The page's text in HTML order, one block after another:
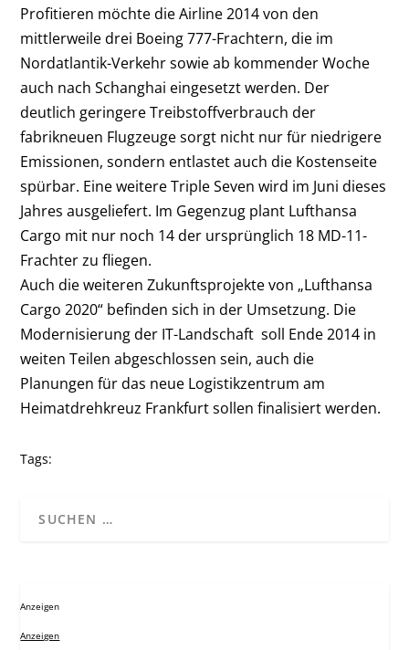
Profitieren möchte die Airline 2014 von den
mittlerweile drei Boeing 777-Frachtern, die im
Nordatlantik-Verkehr sowie ab kommender Woche
auch nach Schanghai eingesetzt werden. Der
deutlich geringere Treibstoffverbrauch der
fabrikneuen Flugzeuge sorgt nicht nur für niedrigere
Emissionen, sondern entlastet auch die Kostenseite
spürbar. Eine weitere Triple Seven wird im Juni dieses
Jahres ausgeliefert. Im Gegenzug plant Lufthansa
Cargo mit nur noch 14 der ursprünglich 18 MD-11-
Frachter zu fliegen.
Auch die weiteren Zukunftsprojekte von „Lufthansa
Cargo 2020“ befinden sich in der Umsetzung. Die
Modernisierung der IT-Landschaft soll Ende 2014 in
weiten Teilen abgeschlossen sein, auch die
Planungen für das neue Logistikzentrum am
Heimatdrehkreuz Frankfurt sollen finalisiert werden.
Tags:
Anzeigen
Anzeigen